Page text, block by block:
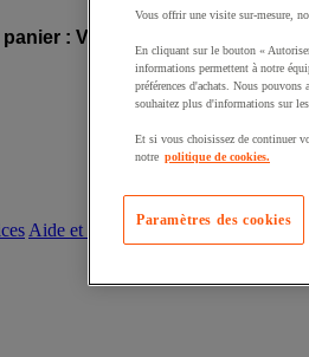
: Vous avez ajouté un
Aide et contact
Vous offrir une visite sur-mesure,
En cliquant sur le bouton «
informations permettent à notre
préférences d'achats. Nous
souhaitez plus d'informations sur
Et si vous choisissez de continuer
notre politique de cookies.
Paramètres des cookies